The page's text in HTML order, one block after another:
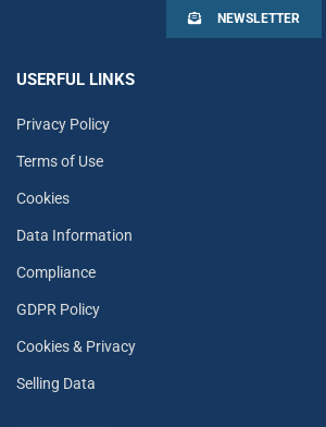
NEWSLETTER
USERFUL LINKS
Privacy Policy
Terms of Use
Cookies
Data Information
Compliance
GDPR Policy
Cookies & Privacy
Selling Data